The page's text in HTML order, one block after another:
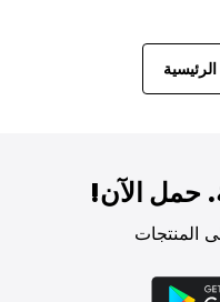
حمل الآن!
المنتجات